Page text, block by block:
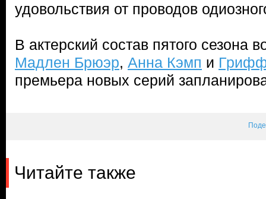
удовольствия от проводов
В актерский состав пятого сезона
Мадлен Брюэр, Анна Кэмп и
премьера новых серий
Читайте также